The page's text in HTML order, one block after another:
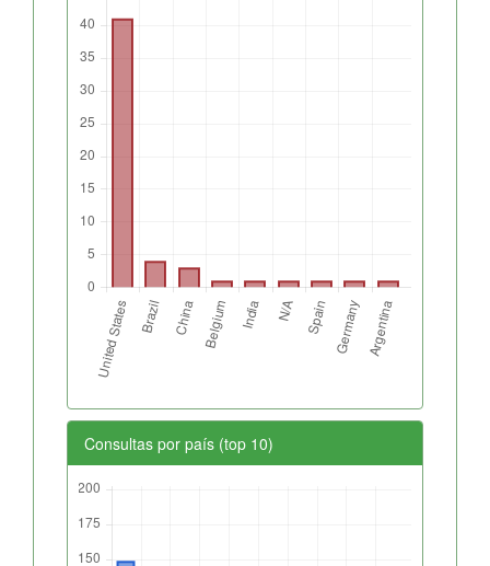
Consultas por país (top 10)